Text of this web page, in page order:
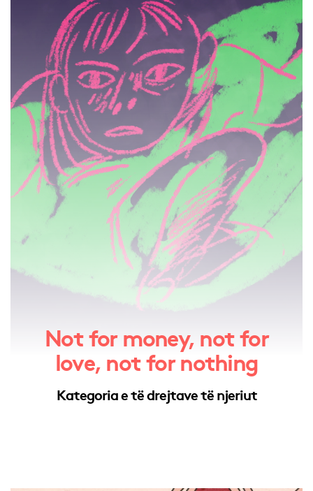
Not for money, not for
love, not for nothing
Kategoria e të drejtave të njeriut